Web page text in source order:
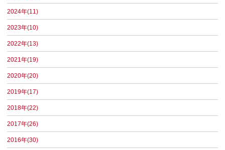
2024年(11)
2023年(10)
2022年(13)
2021年(19)
2020年(20)
2019年(17)
2018年(22)
2017年(26)
2016年(30)